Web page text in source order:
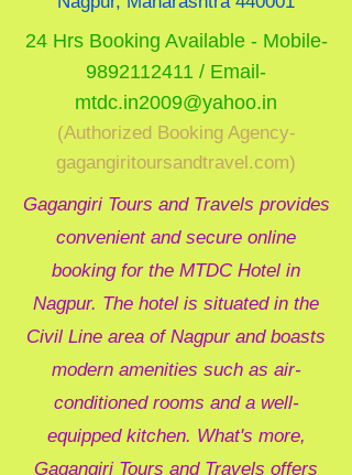
24 Hrs Booking Available - Mobile-
9892112411 / Email-
mtdc.in2009@yahoo.in
(Authorized Booking Agency-
gagangiritoursandtravel.com)
Gagangiri Tours and Travels provides
convenient and secure online
booking for the MTDC Hotel in
Nagpur. The hotel is situated in the
Civil Line area of Nagpur and boasts
modern amenities such as air-
conditioned rooms and a well-
equipped kitchen. What's more,
Gagangiri Tours and Travels offers